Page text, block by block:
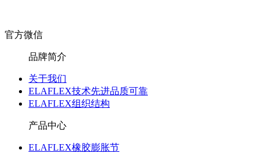
官方微信
品牌简介
关于我们
ELAFLEX技术先进品质可靠
ELAFLEX组织结构
产品中心
ELAFLEX橡胶膨胀节